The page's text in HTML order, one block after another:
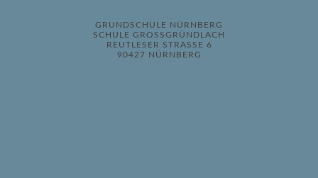
GRUNDSCHULE NÜRNBERG
SCHULE GROSSGRÜNDLACH
REUTLESER STRASSE 6
90427 NÜRNBERG